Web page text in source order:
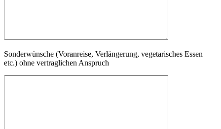
Sonderwünsche (Voranreise, Verlängerung, vegetarisches Essen
etc.) ohne vertraglichen Anspruch